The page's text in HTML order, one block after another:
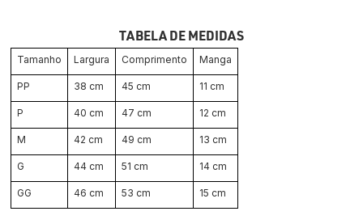
TABELA DE MEDIDAS
Tamanho Largura Comprimento Manga
PP 38 cm 45 cm 11 cm
P 40 cm 47 cm 12 cm
M 42 cm 49 cm 13 cm
G 44 cm 51 cm 14 cm
GG 46 cm 53 cm 15 cm